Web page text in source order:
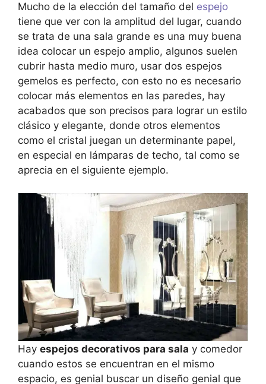
Mucho de la elección del tamaño del espejo
tiene que ver con la amplitud del lugar, cuando
se trata de una sala grande es una muy buena
idea colocar un espejo amplio, algunos suelen
cubrir hasta medio muro, usar dos espejos
gemelos es perfecto, con esto no es necesario
colocar más elementos en las paredes, hay
acabados que son precisos para lograr un estilo
clásico y elegante, donde otros elementos
como el cristal juegan un determinante papel,
en especial en lámparas de techo, tal como se
aprecia en el siguiente ejemplo.
Hay espejos decorativos para sala y comedor
cuando estos se encuentran en el mismo
espacio, es genial buscar un diseño genial que